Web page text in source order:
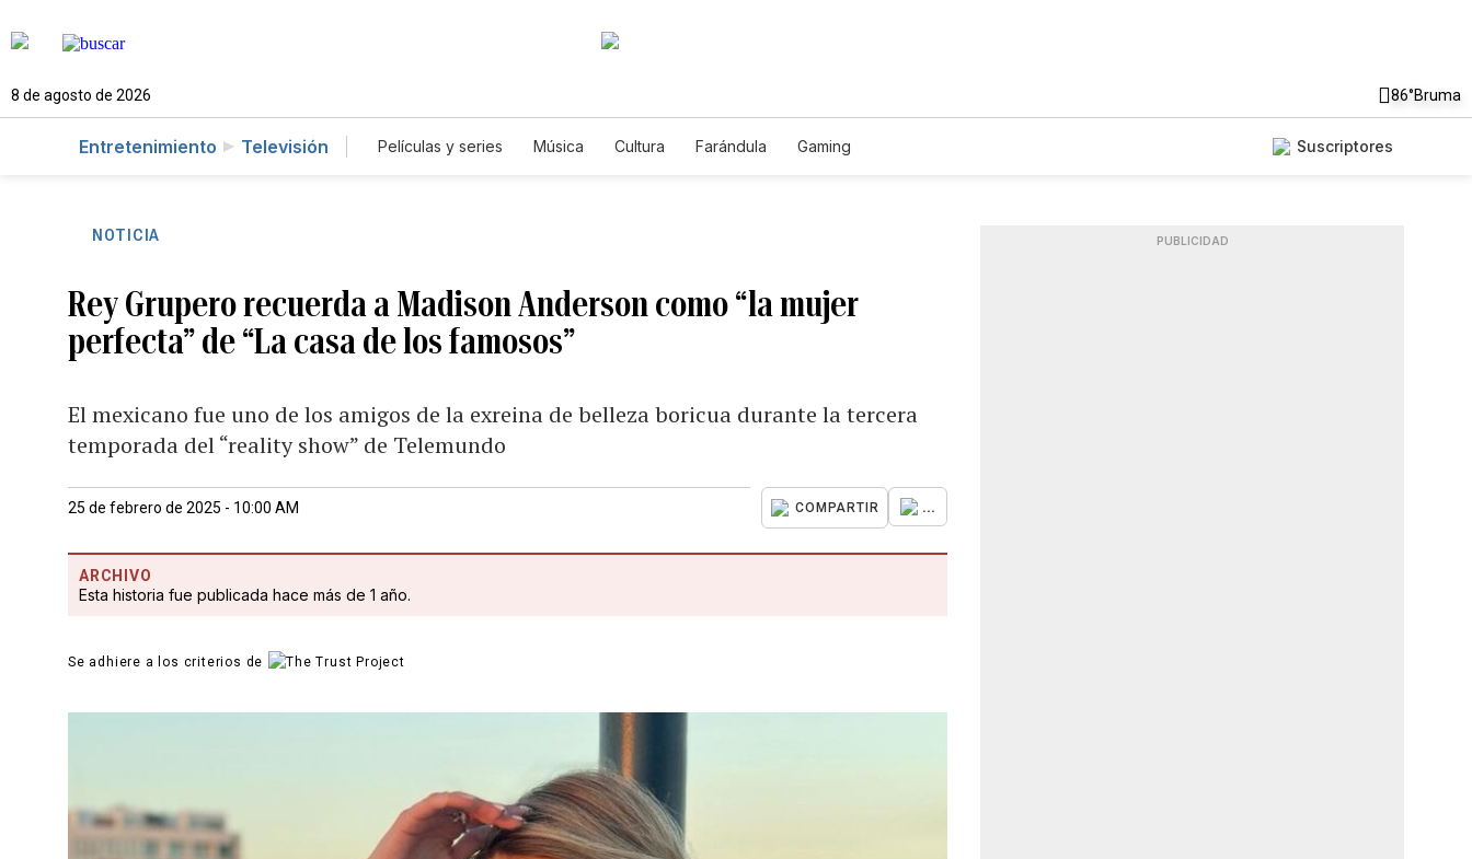
8 de agosto de 2026 86°Bruma
Entretenimiento Televisión Películas y series Música Cultura Farándula Gaming Suscriptores
NOTICIA
Rey Grupero recuerda a Madison Anderson como “la mujer
perfecta” de “La casa de los famosos”
El mexicano fue uno de los amigos de la exreina de belleza boricua durante la tercera
temporada del “reality show” de Telemundo
25 de febrero de 2025 - 10:00 AM COMPARTIR ...
ARCHIVO
Esta historia fue publicada hace más de 1 año.
Se adhiere a los criterios de
PUBLICIDAD